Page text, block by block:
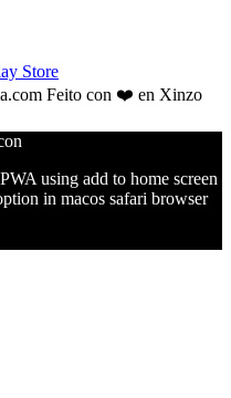
Store
Feito con ❤️ en Xinzo
using add to home screen
in macos safari browser